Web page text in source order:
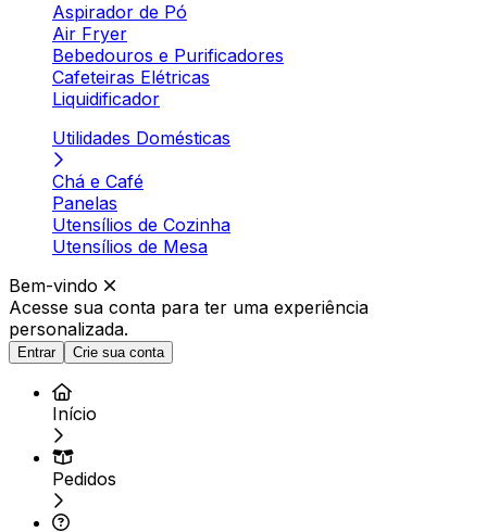
Aspirador de Pó
Air Fryer
Bebedouros e Purificadores
Cafeteiras Elétricas
Liquidificador
Utilidades Domésticas
Chá e Café
Panelas
Utensílios de Cozinha
Utensílios de Mesa
Bem-vindo
Acesse sua conta para ter uma experiência
personalizada.
Entrar Crie sua conta
Início
Pedidos